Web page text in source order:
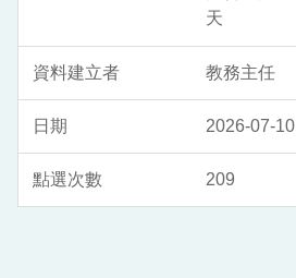
天
教務主任
2026-07-10
209